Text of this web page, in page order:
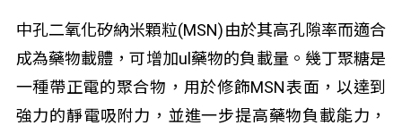
中孔二氧化矽納米顆粒(MSN)由於其高孔隙率而適合
成為藥物載體，可增加ul藥物的負載量。幾丁聚糖是
一種帶正電的聚合物，用於修飾MSN表面，以達到
強力的靜電吸附力，並進一步提高藥物負載能力，